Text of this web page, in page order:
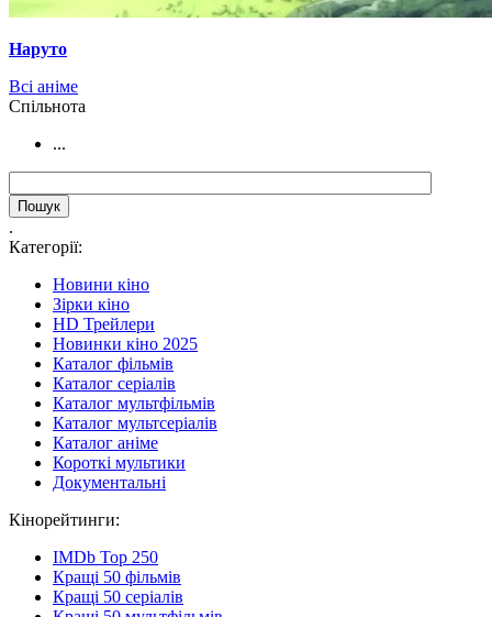
Наруто
Всі аніме
Cпільнота
...
.
Категорії:
Новини кіно
Зірки кіно
HD Трейлери
Новинки кіно 2025
Каталог фільмів
Каталог серіалів
Каталог мультфільмів
Каталог мультсеріалів
Каталог аніме
Короткі мультики
Документальні
Кінорейтинги:
IMDb Top 250
Кращі 50 фільмів
Кращі 50 серіалів